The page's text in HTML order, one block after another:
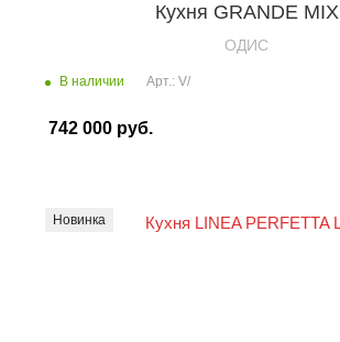
Кухня GRANDE MIX
OДИС
В наличии Арт.: V/
742 000 руб.
Новинка